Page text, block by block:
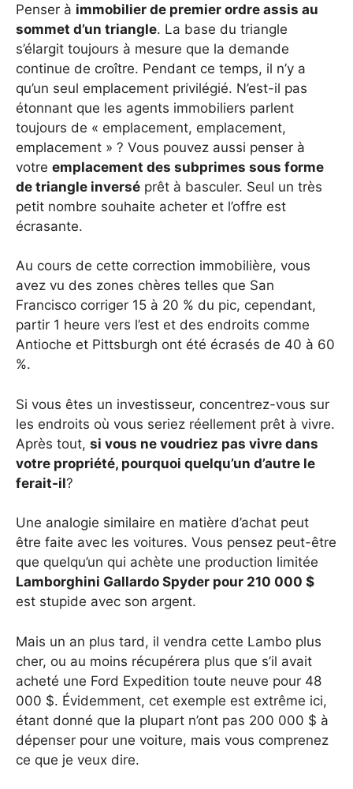
Penser à immobilier de premier ordre assis au
sommet d’un triangle. La base du triangle
s’élargit toujours à mesure que la demande
continue de croître. Pendant ce temps, il n’y a
qu’un seul emplacement privilégié. N’est-il pas
étonnant que les agents immobiliers parlent
toujours de « emplacement, emplacement,
emplacement » ? Vous pouvez aussi penser à
votre emplacement des subprimes sous forme
de triangle inversé prêt à basculer. Seul un très
petit nombre souhaite acheter et l’offre est
écrasante.
Au cours de cette correction immobilière, vous
avez vu des zones chères telles que San
Francisco corriger 15 à 20 % du pic, cependant,
partir 1 heure vers l’est et des endroits comme
Antioche et Pittsburgh ont été écrasés de 40 à 60
%.
Si vous êtes un investisseur, concentrez-vous sur
les endroits où vous seriez réellement prêt à vivre.
Après tout, si vous ne voudriez pas vivre dans
votre propriété, pourquoi quelqu’un d’autre le
ferait-il?
Une analogie similaire en matière d’achat peut
être faite avec les voitures. Vous pensez peut-être
que quelqu’un qui achète une production limitée
Lamborghini Gallardo Spyder pour 210 000 $
est stupide avec son argent.
Mais un an plus tard, il vendra cette Lambo plus
cher, ou au moins récupérera plus que s’il avait
acheté une Ford Expedition toute neuve pour 48
000 $. Évidemment, cet exemple est extrême ici,
étant donné que la plupart n’ont pas 200 000 $ à
dépenser pour une voiture, mais vous comprenez
ce que je veux dire.